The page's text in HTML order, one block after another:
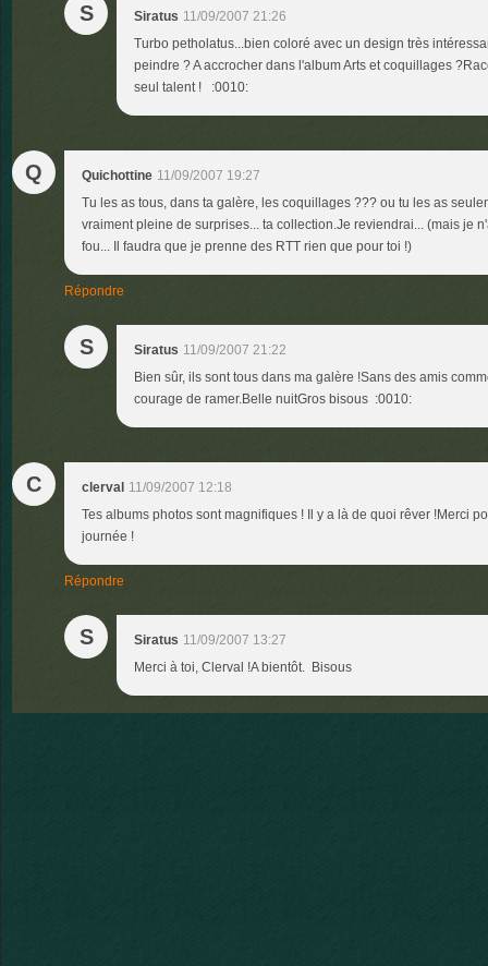
S Siratus 11/09/2007 21:26
Turbo petholatus...bien coloré avec un design très
peindre ? A accrocher dans l'album Arts et coquillages
seul talent ! :0010:
Q Quichottine 11/09/2007 19:27
Tu les as tous, dans ta galère, les coquillages ??? ou tu les as
vraiment pleine de surprises... ta collection.Je reviendrai... (mais je
fou... Il faudra que je prenne des RTT rien que pour toi !)
Répondre
S Siratus 11/09/2007 21:22
Bien sûr, ils sont tous dans ma galère !Sans des amis
courage de ramer.Belle nuitGros bisous :0010:
C clerval 11/09/2007 12:18
Tes albums photos sont magnifiques ! Il y a là de quoi rêver !Merci
journée !
Répondre
S Siratus 11/09/2007 13:27
Merci à toi, Clerval !A bientôt. Bisous